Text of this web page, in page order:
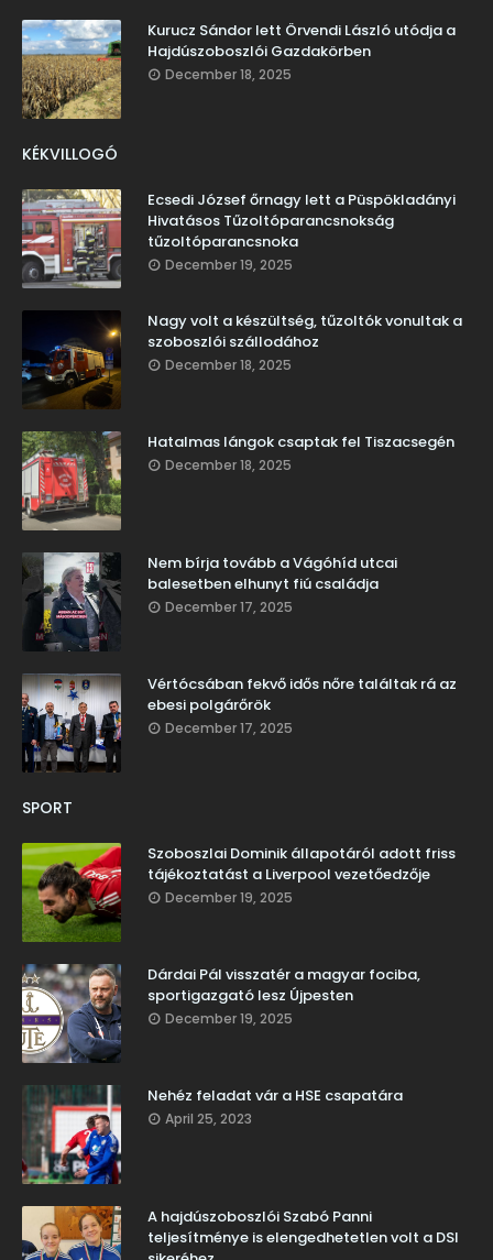
Kurucz Sándor lett Örvendi László utódja a
Hajdúszoboszlói Gazdakörben
December 18, 2025
KÉKVILLOGÓ
Ecsedi József őrnagy lett a Püspökladányi
Hivatásos Tűzoltóparancsnokság
tűzoltóparancsnoka
December 19, 2025
Nagy volt a készültség, tűzoltók vonultak a
szoboszlói szállodához
December 18, 2025
Hatalmas lángok csaptak fel Tiszacsegén
December 18, 2025
Nem bírja tovább a Vágóhíd utcai
balesetben elhunyt fiú családja
December 17, 2025
Vértócsában fekvő idős nőre találtak rá az
ebesi polgárőrök
December 17, 2025
SPORT
Szoboszlai Dominik állapotáról adott friss
tájékoztatást a Liverpool vezetőedzője
December 19, 2025
Dárdai Pál visszatér a magyar fociba,
sportigazgató lesz Újpesten
December 19, 2025
Nehéz feladat vár a HSE csapatára
April 25, 2023
A hajdúszoboszlói Szabó Panni
teljesítménye is elengedhetetlen volt a DSI